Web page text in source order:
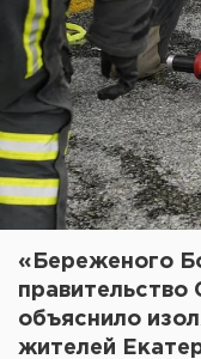
«Береженого
правительство
объяснило
жителей